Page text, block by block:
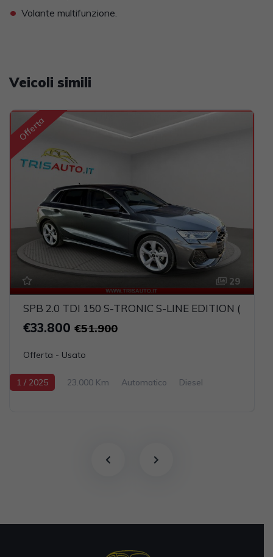
• Volante multifunzione.
Veicoli simili
Offerta
29
SPB 2.0 TDI 150 S-TRONIC S-LINE EDITION
€33.800 €51.900
Offerta - Usato
1 / 2025 23.000 Km Automatico
Diesel